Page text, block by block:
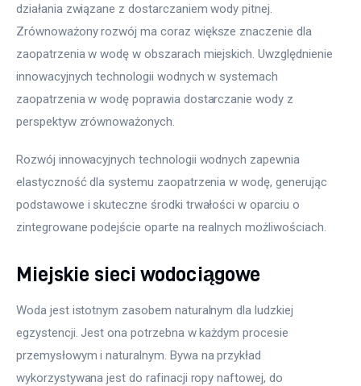
działania związane z dostarczaniem wody pitnej.
Zrównoważony rozwój ma coraz większe znaczenie dla
zaopatrzenia w wodę w obszarach miejskich. Uwzględnienie
innowacyjnych technologii wodnych w systemach
zaopatrzenia w wodę poprawia dostarczanie wody z
perspektyw zrównoważonych.
Rozwój innowacyjnych technologii wodnych zapewnia
elastyczność dla systemu zaopatrzenia w wodę, generując
podstawowe i skuteczne środki trwałości w oparciu o
zintegrowane podejście oparte na realnych możliwościach.
Miejskie sieci wodociągowe
Woda jest istotnym zasobem naturalnym dla ludzkiej
egzystencji. Jest ona potrzebna w każdym procesie
przemysłowym i naturalnym. Bywa na przykład
wykorzystywana jest do rafinacji ropy naftowej, do